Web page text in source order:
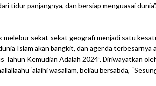
tidur panjangnya, dan bersiap menguasai
sekat-sekat geografi menjadi satu
Kemudian Adalah 2024”. Diriwayatkan
‘alaihi wasallam, beliau bersabda,